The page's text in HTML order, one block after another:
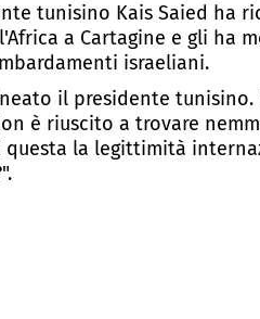
tunisino Kais Saied ha
a Cartagine e gli ha
israeliani.
il presidente tunisino.
è riuscito a trovare
questa la legittimità